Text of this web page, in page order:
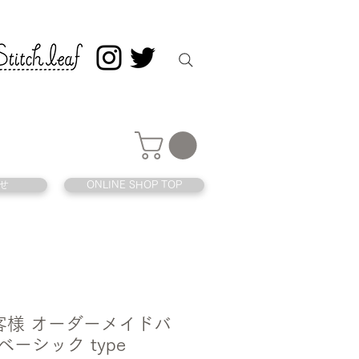
オーダーメイドバ
ーシック type
ONLINE SHOP TOP